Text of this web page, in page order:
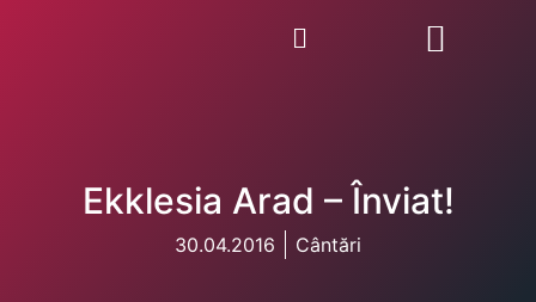
Ekklesia Arad – Înviat!
30.04.2016 Cântări